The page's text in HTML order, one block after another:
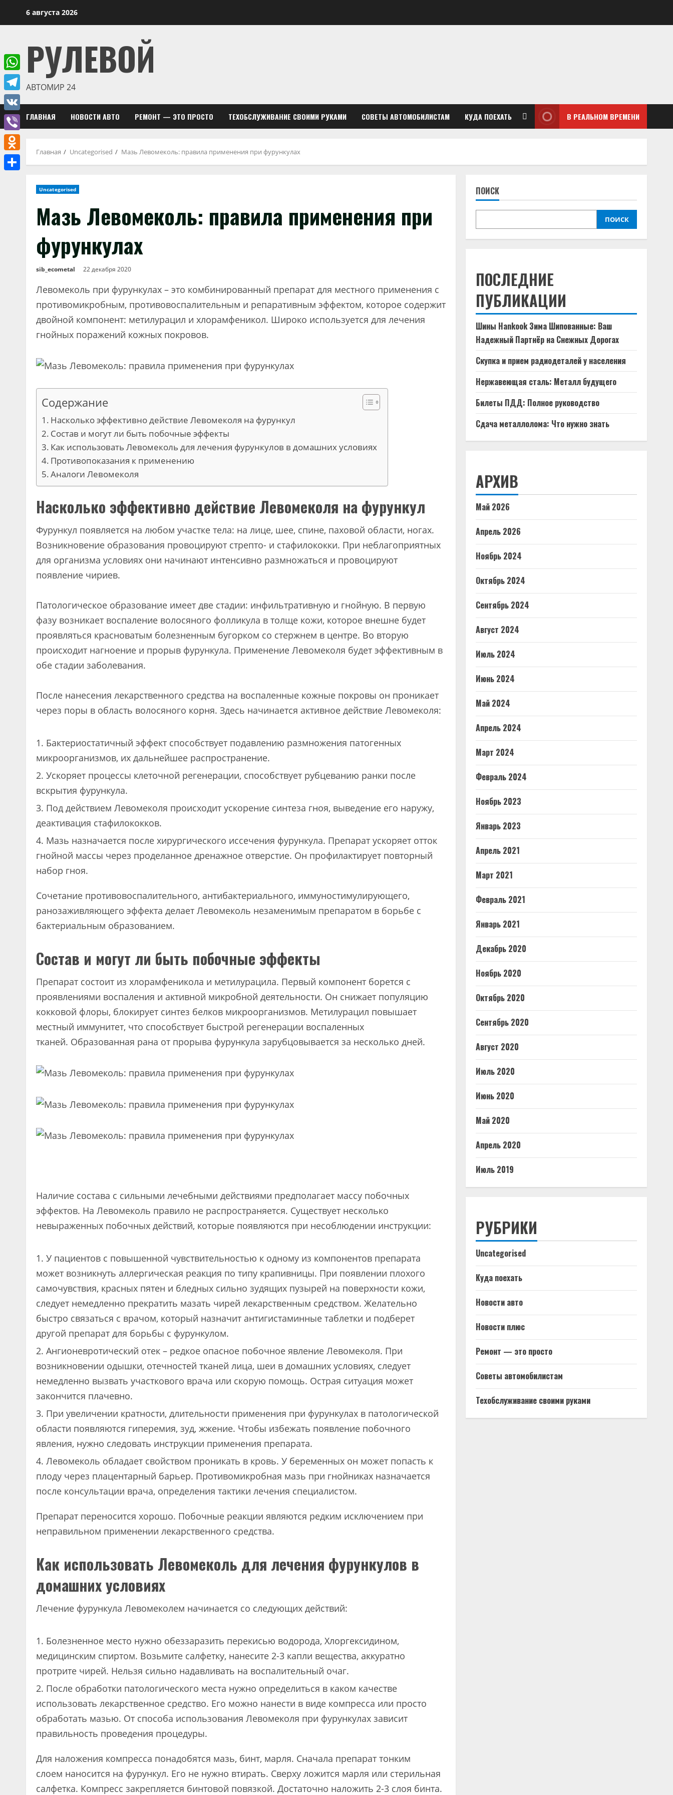
6 августа 2026
РУЛЕВОЙ
АВТОМИР 24
ГЛАВНАЯ НОВОСТИ АВТО РЕМОНТ — ЭТО ПРОСТО ТЕХОБСЛУЖИВАНИЕ СВОИМИ РУКАМИ СОВЕТЫ АВТОМОБИЛИСТАМ КУДА ПОЕХАТЬ В РЕАЛЬНОМ ВРЕМЕНИ
Главная Uncategorised Мазь Левомеколь: правила применения при фурункулах
Uncategorised
Мазь Левомеколь: правила применения при
фурункулах
sib_ecometal 22 декабря 2020
Левомеколь при фурункулах – это комбинированный препарат для местного применения с
противомикробным, противовоспалительным и репаративным эффектом, которое содержит
двойной компонент: метилурацил и хлорамфеникол. Широко используется для лечения
гнойных поражений кожных покровов.
Содержание
Насколько эффективно действие Левомеколя на фурункул
Состав и могут ли быть побочные эффекты
Как использовать Левомеколь для лечения фурункулов в домашних условиях
Противопоказания к применению
Аналоги Левомеколя
Насколько эффективно действие Левомеколя на фурункул
Фурункул появляется на любом участке тела: на лице, шее, спине, паховой области, ногах.
Возникновение образования провоцируют стрепто- и стафилококки. При неблагоприятных
для организма условиях они начинают интенсивно размножаться и провоцируют
появление чириев.
Патологическое образование имеет две стадии: инфильтративную и гнойную. В первую
фазу возникает воспаление волосяного фолликула в толще кожи, которое внешне будет
проявляться красноватым болезненным бугорком со стержнем в центре. Во вторую
происходит нагноение и прорыв фурункула. Применение Левомеколя будет эффективным в
обе стадии заболевания.
После нанесения лекарственного средства на воспаленные кожные покровы он проникает
через поры в область волосяного корня. Здесь начинается активное действие Левомеколя:
Бактериостатичный эффект способствует подавлению размножения патогенных
микроорганизмов, их дальнейшее распространение.
Ускоряет процессы клеточной регенерации, способствует рубцеванию ранки после
вскрытия фурункула.
Под действием Левомеколя происходит ускорение синтеза гноя, выведение его наружу,
деактивация стафилококков.
Мазь назначается после хирургического иссечения фурункула. Препарат ускоряет отток
гнойной массы через проделанное дренажное отверстие. Он профилактирует повторный
набор гноя.
Сочетание противовоспалительного, антибактериального, иммуностимулирующего,
ранозаживляющего эффекта делает Левомеколь незаменимым препаратом в борьбе с
бактериальным образованием.
Состав и могут ли быть побочные эффекты
Препарат состоит из хлорамфеникола и метилурацила. Первый компонент борется с
проявлениями воспаления и активной микробной деятельности. Он снижает популяцию
кокковой флоры, блокирует синтез белков микроорганизмов. Метилурацил повышает
местный иммунитет, что способствует быстрой регенерации воспаленных
тканей. Образованная рана от прорыва фурункула зарубцовывается за несколько дней.
Наличие состава с сильными лечебными действиями предполагает массу побочных
эффектов. На Левомеколь правило не распространяется. Существует несколько
невыраженных побочных действий, которые появляются при несоблюдении инструкции:
У пациентов с повышенной чувствительностью к одному из компонентов препарата
может возникнуть аллергическая реакция по типу крапивницы. При появлении плохого
самочувствия, красных пятен и бледных сильно зудящих пузырей на поверхности кожи,
следует немедленно прекратить мазать чирей лекарственным средством. Желательно
быстро связаться с врачом, который назначит антигистаминные таблетки и подберет
другой препарат для борьбы с фурункулом.
Ангионевротический отек – редкое опасное побочное явление Левомеколя. При
возникновении одышки, отечностей тканей лица, шеи в домашних условиях, следует
немедленно вызвать участкового врача или скорую помощь. Острая ситуация может
закончится плачевно.
При увеличении кратности, длительности применения при фурункулах в патологической
области появляются гиперемия, зуд, жжение. Чтобы избежать появление побочного
явления, нужно следовать инструкции применения препарата.
Левомеколь обладает свойством проникать в кровь. У беременных он может попасть к
плоду через плацентарный барьер. Противомикробная мазь при гнойниках назначается
после консультации врача, определения тактики лечения специалистом.
Препарат переносится хорошо. Побочные реакции являются редким исключением при
неправильном применении лекарственного средства.
Как использовать Левомеколь для лечения фурункулов в
домашних условиях
Лечение фурункула Левомеколем начинается со следующих действий:
Болезненное место нужно обеззаразить перекисью водорода, Хлоргексидином,
медицинским спиртом. Возьмите салфетку, нанесите 2-3 капли вещества, аккуратно
протрите чирей. Нельзя сильно надавливать на воспалительный очаг.
После обработки патологического места нужно определиться в каком качестве
использовать лекарственное средство. Его можно нанести в виде компресса или просто
обработать мазью. От способа использования Левомеколя при фурункулах зависит
правильность проведения процедуры.
Для наложения компресса понадобятся мазь, бинт, марля. Сначала препарат тонким
слоем наносится на фурункул. Его не нужно втирать. Сверху ложится марля или стерильная
салфетка. Компресс закрепляется бинтовой повязкой. Достаточно наложить 2-3 слоя бинта.
ПОИСК
ПОИСК
ПОСЛЕДНИЕ
ПУБЛИКАЦИИ
Шины Hankook Зима Шипованные: Ваш
Надежный Партнёр на Снежных Дорогах
Скупка и прием радиодеталей у населения
Нержавеющая сталь: Металл будущего
Билеты ПДД: Полное руководство
Сдача металлолома: Что нужно знать
АРХИВ
Май 2026
Апрель 2026
Ноябрь 2024
Октябрь 2024
Сентябрь 2024
Август 2024
Июль 2024
Июнь 2024
Май 2024
Апрель 2024
Март 2024
Февраль 2024
Ноябрь 2023
Январь 2023
Апрель 2021
Март 2021
Февраль 2021
Январь 2021
Декабрь 2020
Ноябрь 2020
Октябрь 2020
Сентябрь 2020
Август 2020
Июль 2020
Июнь 2020
Май 2020
Апрель 2020
Июль 2019
РУБРИКИ
Uncategorised
Куда поехать
Новости авто
Новости плюс
Ремонт — это просто
Советы автомобилистам
Техобслуживание своими руками
WhatsApp
Telegram
VK
Viber
Odnoklassniki